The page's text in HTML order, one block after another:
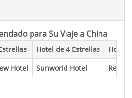
para Su Viaje a China
Hotel de 4 Estrellas
Hotel
Hotel Sunworld Hotel